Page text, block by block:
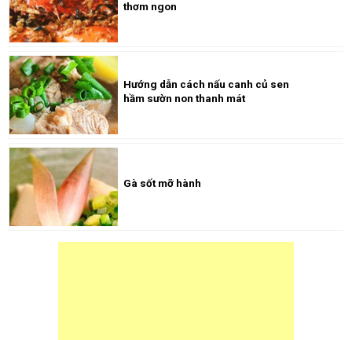
thơm ngon
Hướng dẫn cách nấu canh củ sen
hầm sườn non thanh mát
Gà sốt mỡ hành